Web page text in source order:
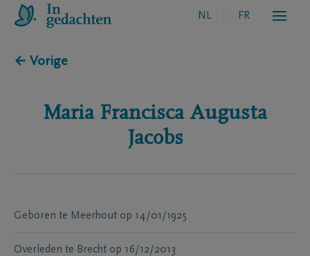
NL FR
← Vorige
Maria Francisca Augusta
Jacobs
Geboren te Meerhout op 14/01/1925
Overleden te Brecht op 16/12/2013